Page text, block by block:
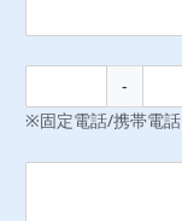
-
※固定電話/携帯電話